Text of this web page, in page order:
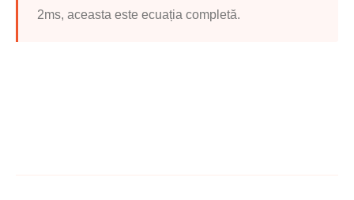
2ms, aceasta este ecuația completă.